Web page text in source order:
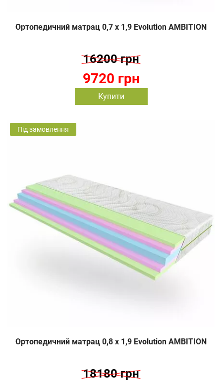
Ортопедичний матрац 0,7 х 1,9 Evolution AMBITION
9720 грн
16200 грн
Купити
Під замовлення
Ортопедичний матрац 0,8 х 1,9 Evolution AMBITION
18180 грн